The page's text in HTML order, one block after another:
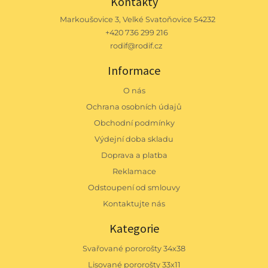
Markoušovice 3, Velké Svatoňovice 54232
+420 736 299 216
rodif@rodif.cz
Informace
O nás
Ochrana osobních údajů
Obchodní podmínky
Výdejní doba skladu
Doprava a platba
Reklamace
Odstoupení od smlouvy
Kontaktujte nás
Kategorie
Svařované pororošty 34x38
Lisované pororošty 33x11